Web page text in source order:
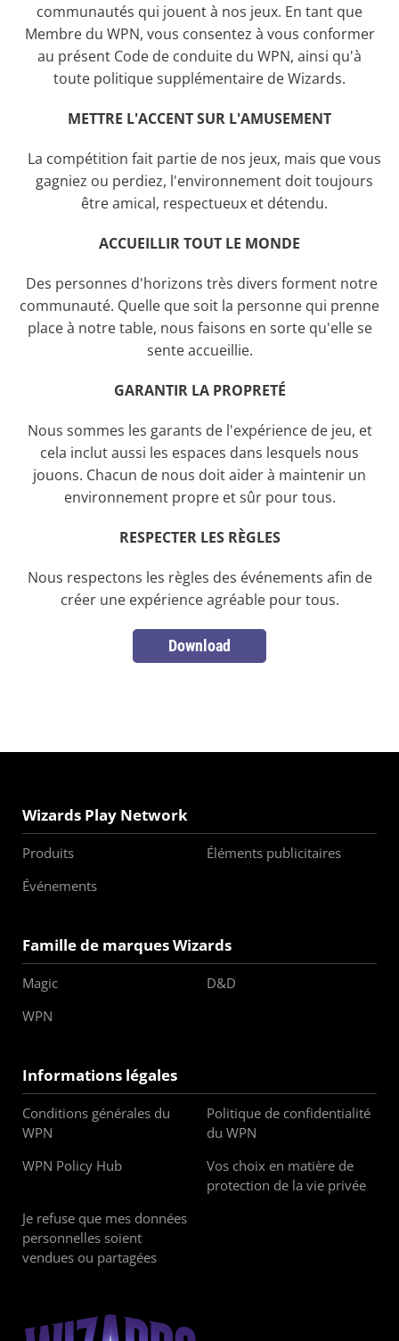
communautés qui jouent à nos jeux. En tant que
Membre du WPN, vous consentez à vous conformer
au présent Code de conduite du WPN, ainsi qu'à
toute politique supplémentaire de Wizards.
METTRE L'ACCENT SUR L'AMUSEMENT
La compétition fait partie de nos jeux, mais que vous
gagniez ou perdiez, l'environnement doit toujours
être amical, respectueux et détendu.
ACCUEILLIR TOUT LE MONDE
Des personnes d'horizons très divers forment notre
communauté. Quelle que soit la personne qui prenne
place à notre table, nous faisons en sorte qu'elle se
sente accueillie.
GARANTIR LA PROPRETÉ
Nous sommes les garants de l'expérience de jeu, et
cela inclut aussi les espaces dans lesquels nous
jouons. Chacun de nous doit aider à maintenir un
environnement propre et sûr pour tous.
RESPECTER LES RÈGLES
Nous respectons les règles des événements afin de
créer une expérience agréable pour tous.
Download
Wizards Play Network
Produits
Éléments publicitaires
Événements
Famille de marques Wizards
Magic
D&D
WPN
Informations légales
Conditions générales du
WPN
Politique de confidentialité
du WPN
WPN Policy Hub
Vos choix en matière de
protection de la vie privée
Je refuse que mes données
personnelles soient
vendues ou partagées